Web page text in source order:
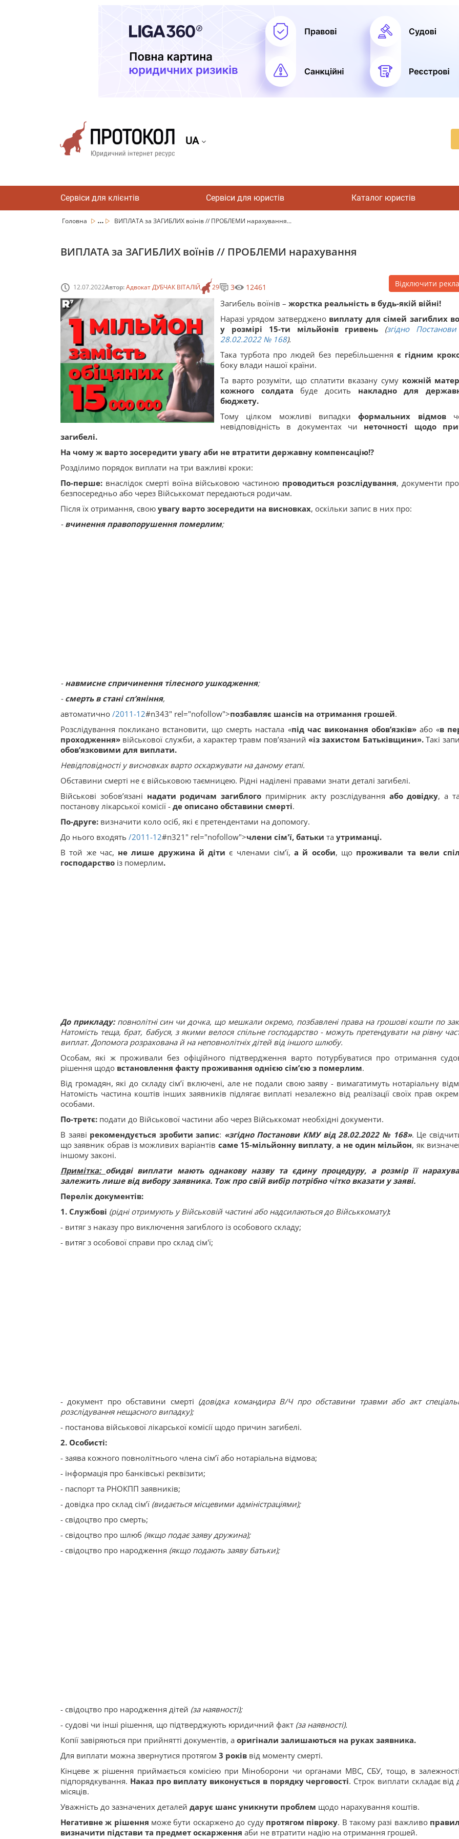
UA
Сервіси для клієнтів Сервіси для юристів Каталог юристів
Головна ... ВИПЛАТА за ЗАГИБЛИХ воїнів // ПРОБЛЕМИ нарахування...
ВИПЛАТА за ЗАГИБЛИХ воїнів // ПРОБЛЕМИ нарахування
12.07.2022Автор:Адвокат ДУБЧАК ВІТАЛІЙ 29 3 12461 Відключити
Загибель воїнів – жорстка реальність в будь-якій війні!
Наразі урядом затверджено виплату для сімей загиблих
у розмірі 15-ти мільйонів гривень
(згідно
28.02.2022 № 168).
Така турбота про людей без перебільшення є гідним
боку влади нашої країни.
Та варто розуміти, що сплатити вказану суму кожній
кожного солдата буде досить накладно для
бюджету.
Тому цілком можливі випадки формальних відмов
невідповідність в документах
чи неточності щодо
загибелі.
На чому ж варто зосередити увагу аби не втратити державну компенсацію!?
Розділимо порядок виплати на три важливі кроки:
По-перше: внаслідок смерті воїна військовою частиною проводиться розслідування, документи
безпосередньо або через Військкомат передаються родичам.
Після їх отримання, свою увагу варто зосередити на висновках, оскільки запис в них про:
- вчинення правопорушення померлим;
- навмисне спричинення тілесного ушкодження;
- смерть в стані сп’яніння,
автоматично /2011-12#n343" rel="nofollow">позбавляє шансів на отримання грошей.
Розслідування покликано встановити, що смерть настала «під час виконання обов’язків»або «в
проходження» військової служби, а характер травм пов’язаний «із захистом Батьківщини».Такі
обов’язковими для виплати.
Невідповідності у висновках варто оскаржувати на даному етапі.
Обставини смерті не є військовою таємницею. Рідні наділені правами знати деталі загибелі.
Військові зобов’язані надати родичам загиблого примірник акту розслідування або довідку, а
постанову лікарської комісії - де описано обставини смерті.
По-друге: визначити коло осіб, які є претендентами на допомогу.
До нього входять /2011-12#n321" rel="nofollow">члени сім'ї, батьки та утриманці.
В той же час, не лише дружина й діти є членами сім’ї,а й особи, що проживали та вели
господарство із померлим.
До прикладу:повнолітні син чи дочка, що мешкали окремо, позбавлені права на грошові кошти по
Натомість теща, брат, бабуся, з якими велося спільне господарство - можуть претендувати на рівну
виплат. Допомога розрахована й на неповнолітніх дітей від іншого шлюбу.
Особам, які ж проживали без офіційного підтвердження варто потурбуватися про отримання
рішення щодо встановлення факту проживання однією сім’єю з померлим.
Від громадян, які до складу сім’ї включені, але не подали свою заяву - вимагатимуть нотаріальну
Натомість частина коштів інших заявників підлягає виплаті незалежно від реалізації своїх прав
особами.
По-третє: подати до Військової частини або через Військкомат необхідні документи.
В заяві рекомендується зробити запис: «згідно Постанови КМУ від 28.02.2022 № 168». Це
що заявник обрав із можливих варіантів саме 15-мільйонну виплату,а не один мільйон, як
іншому законі.
Примітка: обидві виплати мають однакову назву та єдину процедуру, а розмір її
залежить лише від вибору заявника. Тож про свій вибір потрібно чітко вказати у заяві.
Перелік документів:
1. Службові (рідні отримують у Військовій частині або надсилаються до Військкомату):
- витяг з наказу про виключення загиблого із особового складу;
- витяг з особової справи про склад сім'ї;
- документ про обставини смерті (довідка командира В/Ч про обставини травми або акт
розслідування нещасного випадку);
- постанова військової лікарської комісії щодо причин загибелі.
2. Особисті:
- заява кожного повнолітнього члена сім’ї або нотаріальна відмова;
- інформація про банківські реквізити;
- паспорт та РНОКПП заявників;
- довідка про склад сім’ї (видається місцевими адміністраціями);
- свідоцтво про смерть;
- свідоцтво про шлюб (якщо подає заяву дружина);
- свідоцтво про народження (якщо подають заяву батьки);
- свідоцтво про народження дітей (за наявності);
- судові чи інші рішення, що підтверджують юридичний факт (за наявності).
Копії завіряються при прийнятті документів, а оригінали залишаються на руках заявника.
Для виплати можна звернутися протягом 3 років від моменту смерті.
Кінцеве ж рішення приймається комісією при Міноборони чи органами МВС, СБУ, тощо, в
підпорядкування. Наказ про виплату виконується в порядку черговості. Строк виплати складає від
місяців.
Уважність до зазначених деталей дарує шанс уникнути проблем щодо нарахування коштів.
Негативне ж рішення може бути оскаржено до суду протягом півроку. В такому разі важливо
визначити підстави та предмет оскарження аби не втратити надію на отримання грошей.